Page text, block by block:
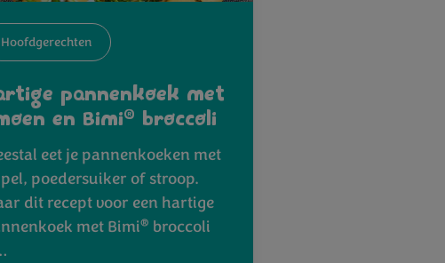
Hoofdgerechten
pannenkoek met
en Bimi® broccoli
eet je pannenkoeken met
poedersuiker of stroop.
dit recept voor een hartige
met Bimi® broccoli